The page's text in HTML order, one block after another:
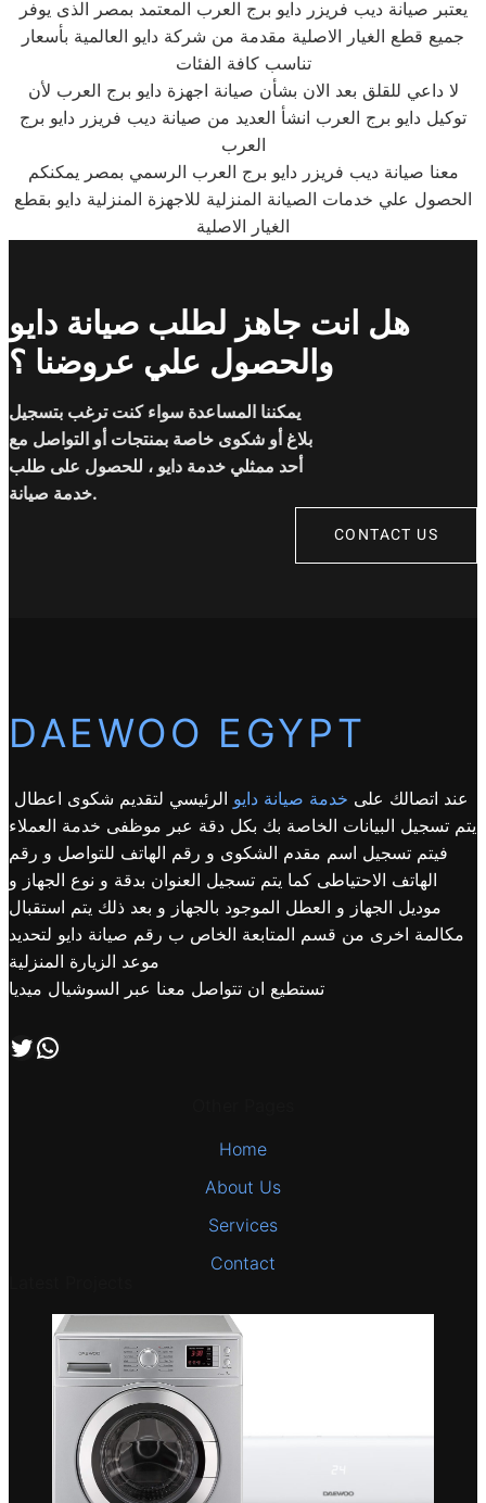
يعتبر صيانة ديب فريزر دايو برج العرب المعتمد بمصر الذى يوفر
جميع قطع الغيار الاصلية مقدمة من شركة دايو العالمية بأسعار
تناسب كافة الفئات
لا داعي للقلق بعد الان بشأن صيانة اجهزة دايو برج العرب لأن
توكيل دايو برج العرب انشأ العديد من صيانة ديب فريزر دايو برج
العرب
معنا صيانة ديب فريزر دايو برج العرب الرسمي بمصر يمكنكم
الحصول علي خدمات الصيانة المنزلية للاجهزة المنزلية دايو بقطع
الغيار الاصلية
هل انت جاهز لطلب صيانة دايو
والحصول علي عروضنا ؟
يمكننا المساعدة سواء كنت ترغب بتسجيل
بلاغ أو شكوى خاصة بمنتجات أو التواصل مع
أحد ممثلي خدمة دايو ، للحصول على طلب
خدمة صيانة.
CONTACT US
DAEWOO EGYPT
عند اتصالك على خدمة صيانة دايو الرئيسي لتقديم شكوى اعطال
يتم تسجيل البيانات الخاصة بك بكل دقة عبر موظفى خدمة العملاء
فيتم تسجيل اسم مقدم الشكوى و رقم الهاتف للتواصل و رقم
الهاتف الاحتياطى كما يتم تسجيل العنوان بدقة و نوع الجهاز و
موديل الجهاز و العطل الموجود بالجهاز و بعد ذلك يتم استقبال
مكالمة اخرى من قسم المتابعة الخاص ب رقم صيانة دايو لتحديد
موعد الزيارة المنزلية
تستطيع ان تتواصل معنا عبر السوشيال ميديا
تابعنا علي صفحة التويتر اتصل بنا علي طريق الوتساب
Home
About Us
Services
Contact